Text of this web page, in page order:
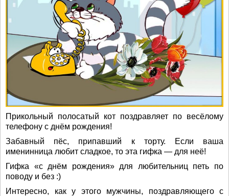
Прикольный полосатый кот поздравляет по весёлому
телефону с днём рождения!
Забавный пёс, припавший к торту. Если ваша
именинница любит сладкое, то эта гифка — для неё!
Гифка «с днём рождения» для любительниц петь по
поводу и без :)
Интересно, как у этого мужчины, поздравляющего с